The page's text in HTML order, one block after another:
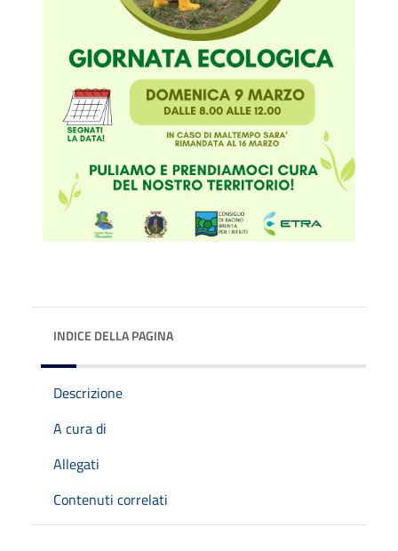
INDICE DELLA PAGINA
Descrizione
A cura di
Allegati
Contenuti correlati